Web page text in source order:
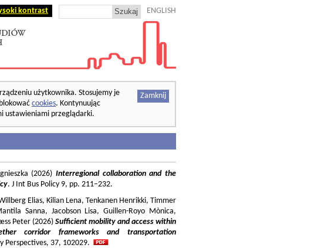
kontrast ENGLISH
Zamknij
użytkownika. Stosujemy je
cookies. Kontynuując
ustawieniami przeglądarki.
(2026) Interregional collaboration and the
. J Int Bus Policy 9, pp. 211–232.
Elias, Kilian Lena, Tenkanen Henrikki, Timmer
Sanna, Jacobson Lisa, Guillen-Royo Mònica,
Peter (2026) Sufficient mobility and access within
corridor frameworks and transportation
Perspectives, 37, 102029.